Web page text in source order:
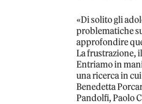
«Di solito gli
problematiche
approfondire
La frustrazione,
Entriamo in
una ricerca in
Benedetta
Pandolfi, Paolo